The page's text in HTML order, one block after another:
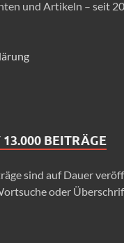
und Artikeln – seit
BEITRÄGE
sind auf Dauer
oder